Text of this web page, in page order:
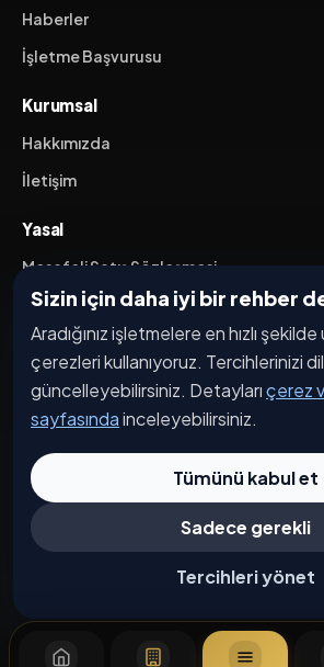
Sizin için daha iyi bir rehber
Aradığınız işletmelere en hızlı
çerezleri kullanıyoruz. Tercihlerinizi
güncelleyebilirsiniz. Detaylarıçerez
sayfasındainceleyebilirsiniz.
Tümünü kabul et
Sadece gerekli
Tercihleri yönet
Haberler
İşletme Başvurusu
Kurumsal
Hakkımızda
İletişim
Yasal
Mesafeli Satış Sözleşmesi
İptal / İade Koşulları
Hizmet Şartları
Gizlilik Politikası
Üyelik Sözleşmesi
Kişisel Veri Koruma
© 2026 Bağdat Caddesi. Tüm hakları saklıdır.